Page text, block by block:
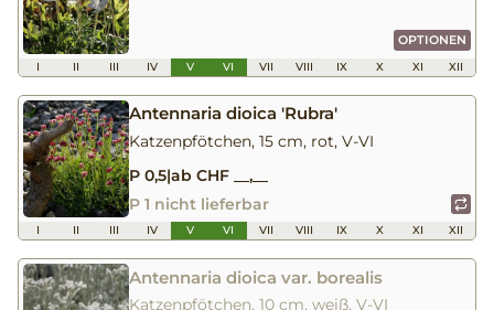
OPTIONEN
I II III IV V VI VII VIII IX X XI XII
Antennaria dioica 'Rubra'
Katzenpfötchen, 15 cm, rot, V-VI
P 0,5|ab CHF __,__
P 1 nicht lieferbar
I II III IV V VI VII VIII IX X XI XII
Antennaria dioica var. borealis
Katzenpfötchen, 10 cm, weiß, V-VI